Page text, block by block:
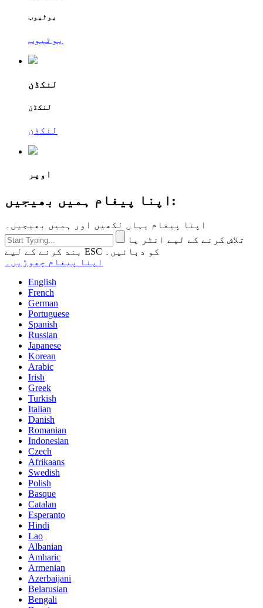
یوٹیوب
یوٹیوب
لنکڈن
لنکڈن
لنکڈن
اوپر
اپنا پیغام ہمیں بھیجیں:
اپنا پیغام یہاں لکھیں اور ہمیں بھیجیں۔
تلاش کرنے کے لیے انٹر یا
بند کرنے کے لیے ESC کو دبائیں۔
اپنا پیغام چھوڑیں۔
English
French
German
Portuguese
Spanish
Russian
Japanese
Korean
Arabic
Irish
Greek
Turkish
Italian
Danish
Romanian
Indonesian
Czech
Afrikaans
Swedish
Polish
Basque
Catalan
Esperanto
Hindi
Lao
Albanian
Amharic
Armenian
Azerbaijani
Belarusian
Bengali